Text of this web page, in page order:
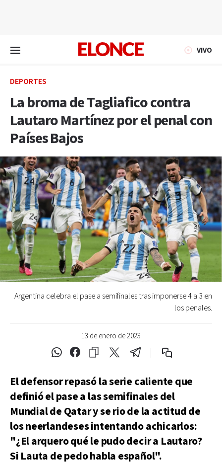
VIVO
DEPORTES
La broma de Tagliafico contra
Lautaro Martínez por el penal con
Países Bajos
13 de enero de 2023
Argentina celebra el pase a semifinales tras imponerse 4 a 3 en
los penales.
El defensor repasó la serie caliente que
definió el pase a las semifinales del
Mundial de Qatar y se rio de la actitud de
los neerlandeses intentando achicarlos:
"¿El arquero qué le pudo decir a Lautaro?
Si Lauta de pedo habla español".